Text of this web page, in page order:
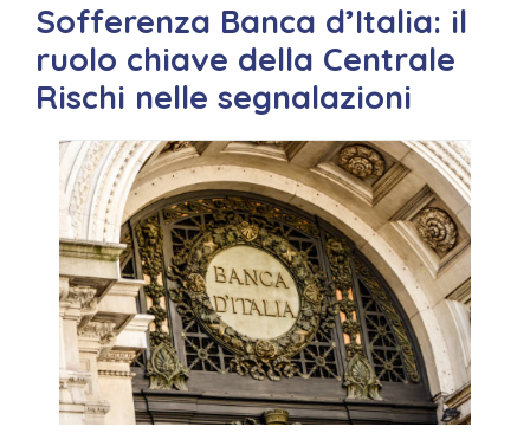
Sofferenza Banca d’Italia: il
ruolo chiave della Centrale
Rischi nelle segnalazioni